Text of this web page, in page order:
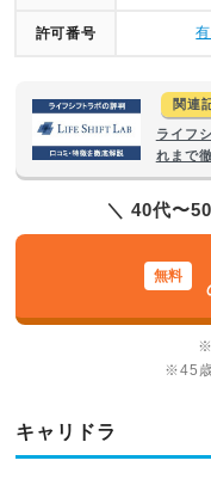
許可番号
関連
ライフ
れまで
＼ 40代〜
※
※45
キャリドラ